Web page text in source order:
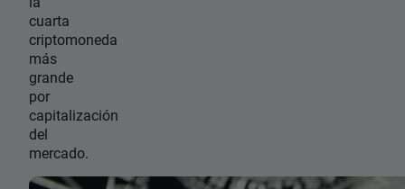
cuarta
criptomoneda
más
grande
por
capitalización
del
mercado.